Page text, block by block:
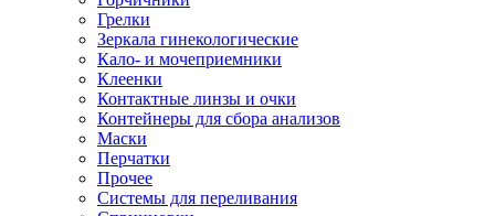
Грелки
Зеркала гинекологические
Кало- и мочеприемники
Клеенки
Контактные линзы и очки
Контейнеры для сбора анализов
Маски
Перчатки
Прочее
Системы для переливания